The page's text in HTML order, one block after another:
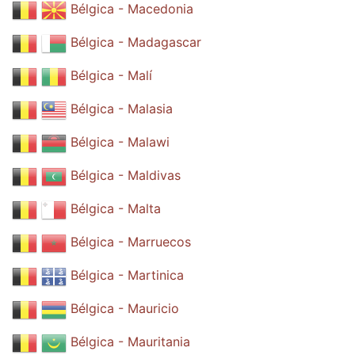
Bélgica - Macedonia
Bélgica - Madagascar
Bélgica - Malí
Bélgica - Malasia
Bélgica - Malawi
Bélgica - Maldivas
Bélgica - Malta
Bélgica - Marruecos
Bélgica - Martinica
Bélgica - Mauricio
Bélgica - Mauritania